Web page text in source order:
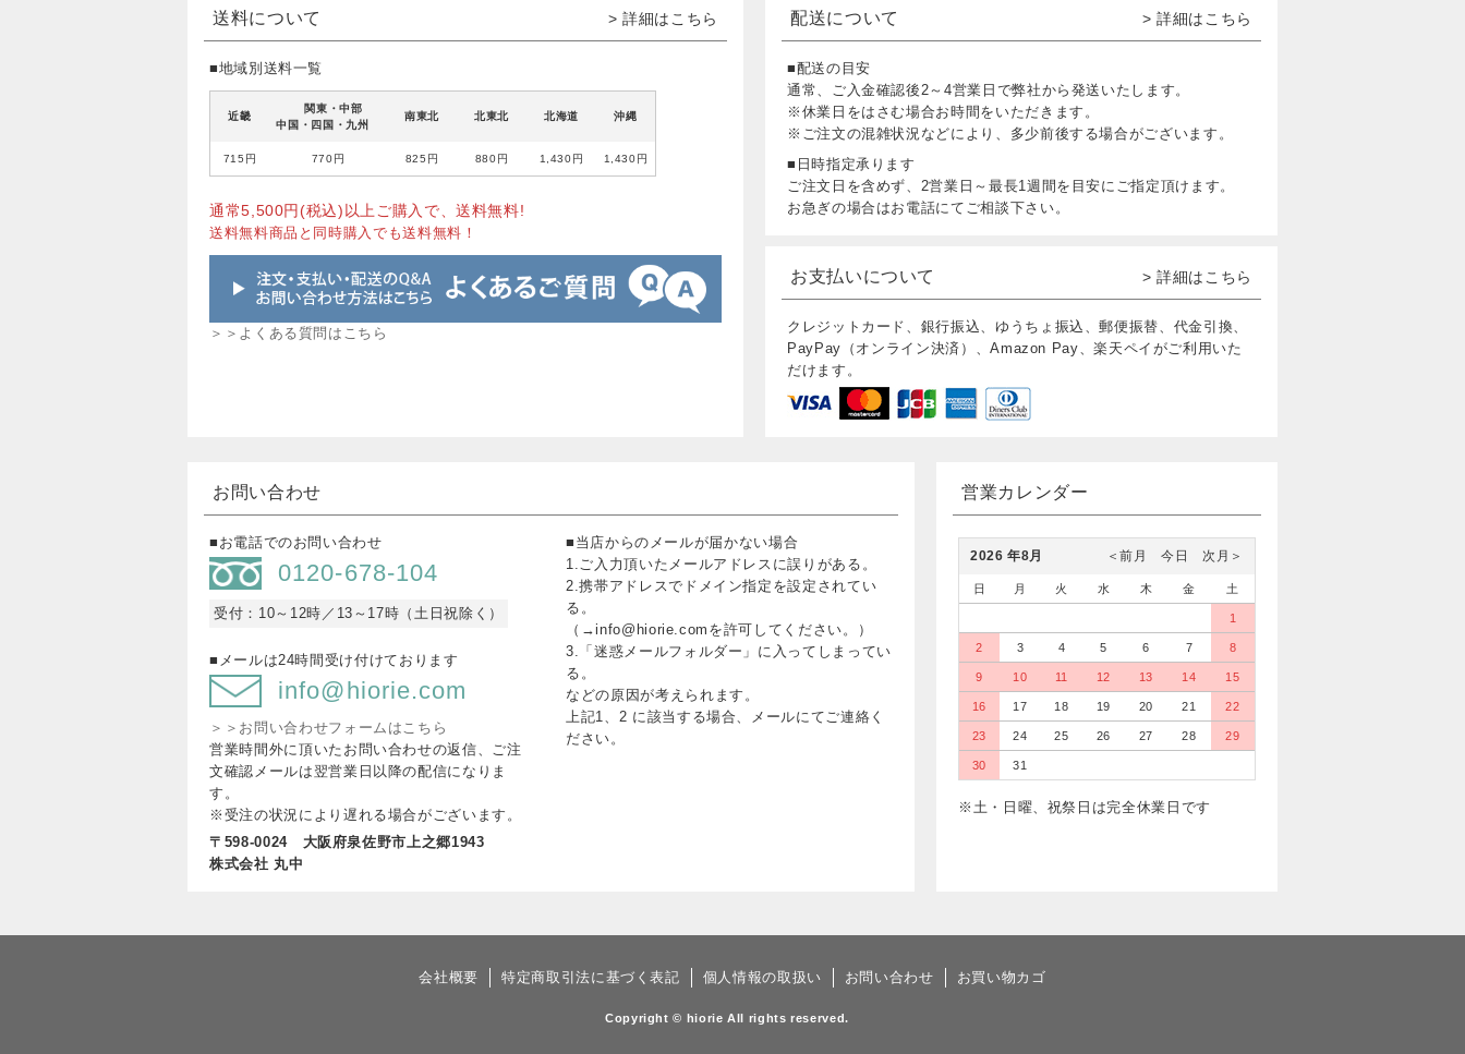
送料について > 詳細はこちら
■地域別送料一覧
近畿
関東・中部
中国・四国・九州
南東北 北東北 北海道 沖縄
715円 770円 825円 880円 1,430円 1,430円
通常5,500円(税込)以上ご購入で、送料無料!
送料無料商品と同時購入でも送料無料！
＞＞よくある質問はこちら
配送について > 詳細はこちら
■配送の目安
通常、ご入金確認後2～4営業日で弊社から発送いたします。
※休業日をはさむ場合お時間をいただきます。
※ご注文の混雑状況などにより、多少前後する場合がございます。
■日時指定承ります
ご注文日を含めず、2営業日～最長1週間を目安にご指定頂けます。
お急ぎの場合はお電話にてご相談下さい。
お支払いについて > 詳細はこちら
クレジットカード、銀行振込、ゆうちょ振込、郵便振替、代金引換、
PayPay（オンライン決済）、Amazon Pay、楽天ペイがご利用いた
だけます。
お問い合わせ
■お電話でのお問い合わせ
0120-678-104
受付：10～12時／13～17時（土日祝除く）
■メールは24時間受け付けております
info@hiorie.com
＞＞お問い合わせフォームはこちら
営業時間外に頂いたお問い合わせの返信、ご注
文確認メールは翌営業日以降の配信になりま
す。
※受注の状況により遅れる場合がございます。
〒598-0024 大阪府泉佐野市上之郷1943
株式会社 丸中
■当店からのメールが届かない場合
1.ご入力頂いたメールアドレスに誤りがある。
2.携帯アドレスでドメイン指定を設定されてい
る。
（→info@hiorie.comを許可してください。）
3.「迷惑メールフォルダー」に入ってしまってい
る。
などの原因が考えられます。
上記1、2 に該当する場合、メールにてご連絡く
ださい。
営業カレンダー
※土・日曜、祝祭日は完全休業日です
2026 年8月 次月＞
今日
＜前月
日 月 火 水 木 金 土
1
2 3 4 5 6 7 8
9 10 11 12 13 14 15
16 17 18 19 20 21 22
23 24 25 26 27 28 29
30 31
会社概要 特定商取引法に基づく表記 個人情報の取扱い お問い合わせ お買い物カゴ
Copyright © hiorie All rights reserved.